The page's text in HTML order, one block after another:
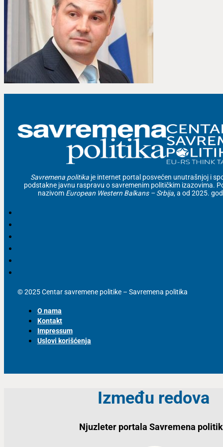
Savremena politika je internet portal posvećen unutrašnjoj i
podstakne javnu raspravu o savremenim političkim izazovima.
nazivom European Western Balkans – Srbija, a od 2025.
© 2025 Centar savremene politike – Savremena politika
O nama
Kontakt
Impressum
Uslovi korišćenja
Između redova
Njuzleter portala Savremena